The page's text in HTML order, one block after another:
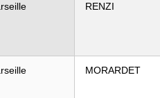
RENZI
MORARDET